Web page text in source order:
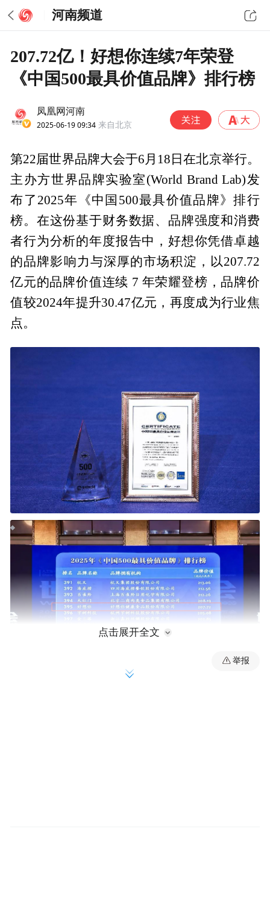
河南频道
207.72亿！好想你连续7年荣登
《中国500最具价值品牌》排行榜
凤凰网河南
2025-06-19 09:34 来自北京
第22届世界品牌大会于6月18日在北京举行。
主办方世界品牌实验室(World Brand Lab)发
布了2025年《中国500最具价值品牌》排行
榜。在这份基于财务数据、品牌强度和消费
者行为分析的年度报告中，好想你凭借卓越
的品牌影响力与深厚的市场积淀，以207.72
亿元的品牌价值连续 7 年荣耀登榜，品牌价
值较2024年提升30.47亿元，再度成为行业焦
点。
点击展开全文
举报